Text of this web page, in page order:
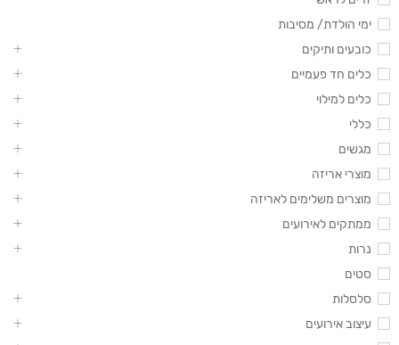
ימי הולדת/ מסיבות
כובעים ותיקים
כלים חד פעמיים
כלים למילוי
כללי
מגשים
מוצרי אריזה
מוצרים משלימים לאריזה
ממתקים לאירועים
נרות
סטים
סלסלות
עיצוב אירועים